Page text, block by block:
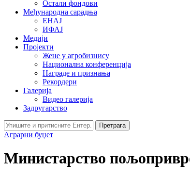
Остали фондови
Међународна сарадња
ЕНАЈ
ИФАЈ
Медији
Пројекти
Жене у агробизнису
Национална конференција
Награде и признања
Рекордери
Галерија
Видео галерија
Задругарство
Претрага
Аграрни буџет
Министарство